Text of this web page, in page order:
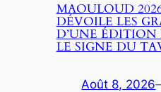
MAOULOUD
DÉVOILE LES
D’UNE ÉDITION
LE SIGNE DU
Août 8, 2026